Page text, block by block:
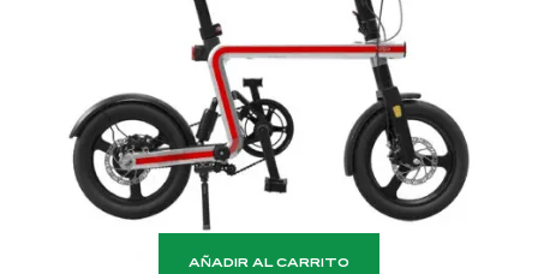
AÑADIR AL CARRITO